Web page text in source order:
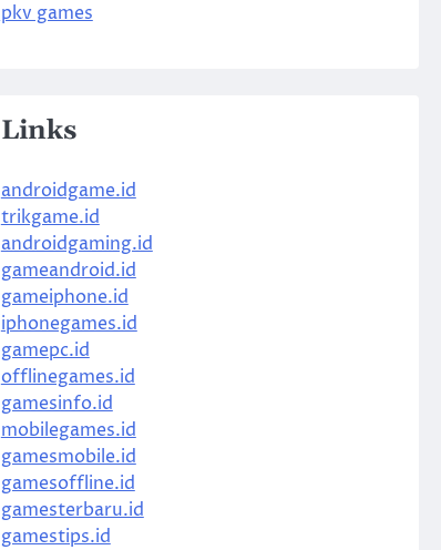
pkv games
Links
androidgame.id
trikgame.id
androidgaming.id
gameandroid.id
gameiphone.id
iphonegames.id
gamepc.id
offlinegames.id
gamesinfo.id
mobilegames.id
gamesmobile.id
gamesoffline.id
gamesterbaru.id
gamestips.id